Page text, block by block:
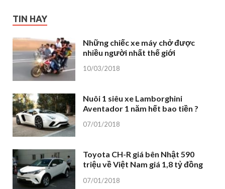
TIN HAY
Những chiếc xe máy chở được
nhiều người nhất thế giới
10/03/2018
Nuôi 1 siêu xe Lamborghini
Aventador 1 năm hết bao tiền ?
07/01/2018
Toyota CH-R giá bên Nhật 590
triệu về Việt Nam giá 1,8 tỷ đồng
07/01/2018